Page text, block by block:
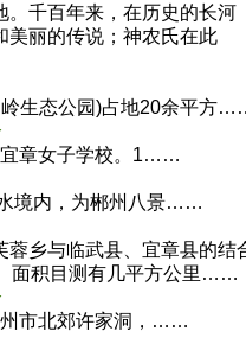
。千百年来，在历史的长河
美丽的传说；神农氏在此
生态公园)占地20余平方
章女子学校。1……
境内，为郴州八景……
乡与临武县、宜章县的结
面积目测有几平方公里……
市北郊许家洞，……